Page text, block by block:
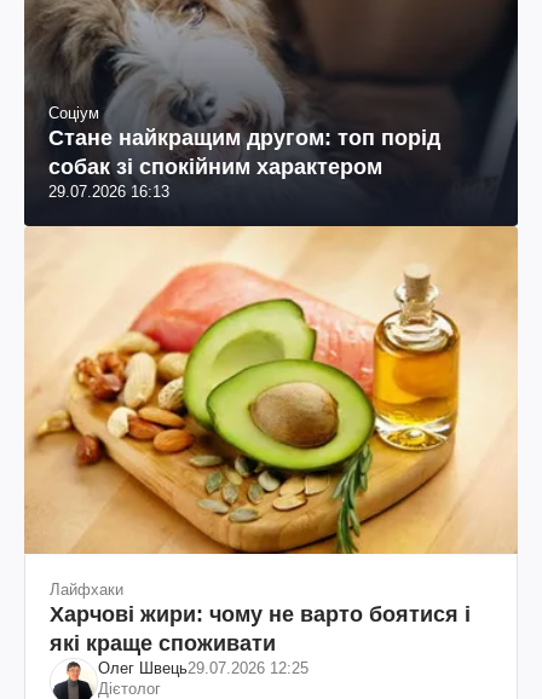
Соціум
Стане найкращим другом: топ порід
собак зі спокійним характером
29.07.2026 16:13
Лайфхаки
Харчові жири: чому не варто боятися і
які краще споживати
Олег Швець29.07.2026 12:25
Дієтолог